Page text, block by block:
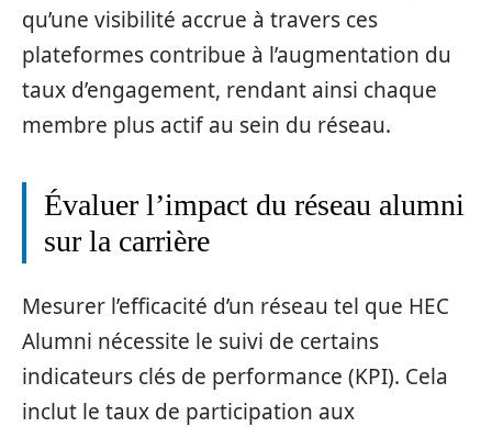
qu’une visibilité accrue à travers ces
plateformes contribue à l’augmentation du
taux d’engagement, rendant ainsi chaque
membre plus actif au sein du réseau.
Évaluer l’impact du réseau alumni
sur la carrière
Mesurer l’efficacité d’un réseau tel que HEC
Alumni nécessite le suivi de certains
indicateurs clés de performance (KPI). Cela
inclut le taux de participation aux